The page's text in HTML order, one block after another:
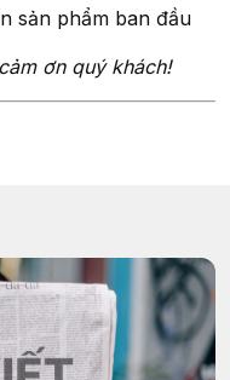
sản phẩm ban đầu
ơn quý khách!